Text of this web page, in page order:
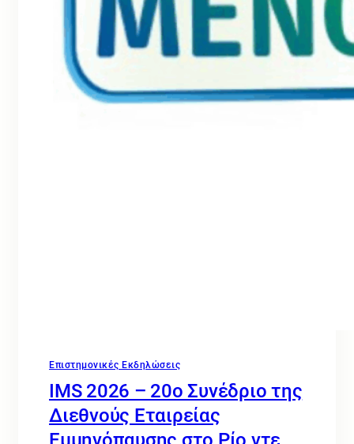
Επιστημονικές Εκδηλώσεις
IMS 2026 – 20ο Συνέδριο της
Διεθνούς Εταιρείας